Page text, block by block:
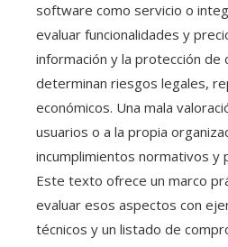
software como servicio o
evaluar funcionalidades y
información y la protección de
determinan riesgos legales,
económicos. Una mala
usuarios o a la propia
incumplimientos normativos y
Este texto ofrece un marco
evaluar esos aspectos con
técnicos y un listado de